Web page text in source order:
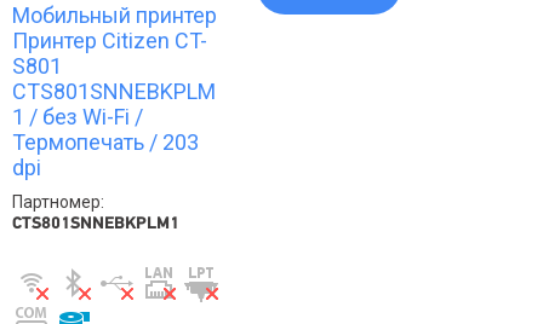
Мобильный принтер
Принтер Citizen CT-
S801
CTS801SNNEBKPLM
1 / без Wi-Fi /
Термопечать / 203
dpi
Партномер:
CTS801SNNEBKPLM1